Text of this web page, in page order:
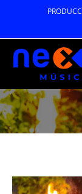
contenido